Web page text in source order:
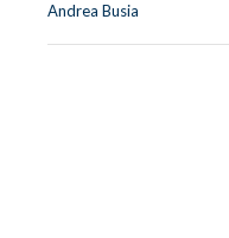
Andrea Busia